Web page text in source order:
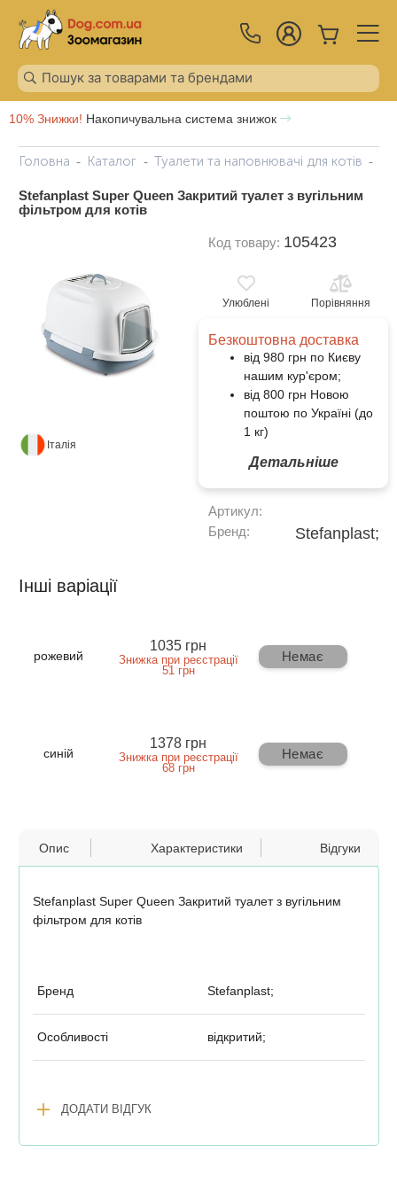
10% Знижки! Накопичувальна система знижок
Головна Каталог Туалети та наповнювачі для котів
Stefanplast Super Queen Закритий туалет з вугільним
фільтром для котів
Італія
Код товару: 105423
Улюблені Порівняння
Безкоштовна доставка
від 980 грн по Києву
нашим кур'єром;
від 800 грн Новою
поштою по Україні (до
1 кг)
Детальніше
Артикул:
Бренд:
Stefanplast;
Інші варіації
рожевий
1035 грн
Знижка при реєстрації
51 грн
Немає
синій
1378 грн
Знижка при реєстрації
68 грн
Немає
Опис Характеристики Відгуки
Stefanplast Super Queen Закритий туалет з вугільним
фільтром для котів
Бренд Stefanplast;
Особливості відкритий;
add ДОДАТИ ВІДГУК